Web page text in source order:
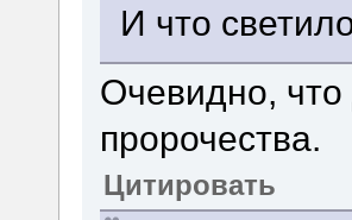
И что
Очевидно,
пророчества.
Цитировать